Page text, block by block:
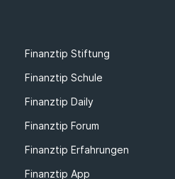
Finanztip Stiftung
Finanztip Schule
Finanztip Daily
Finanztip Forum
Finanztip Erfahrungen
Finanztip App